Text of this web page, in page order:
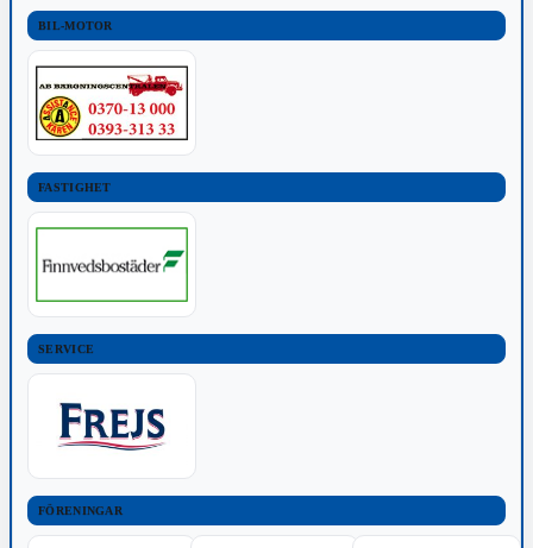
BIL-MOTOR
FASTIGHET
SERVICE
FÖRENINGAR